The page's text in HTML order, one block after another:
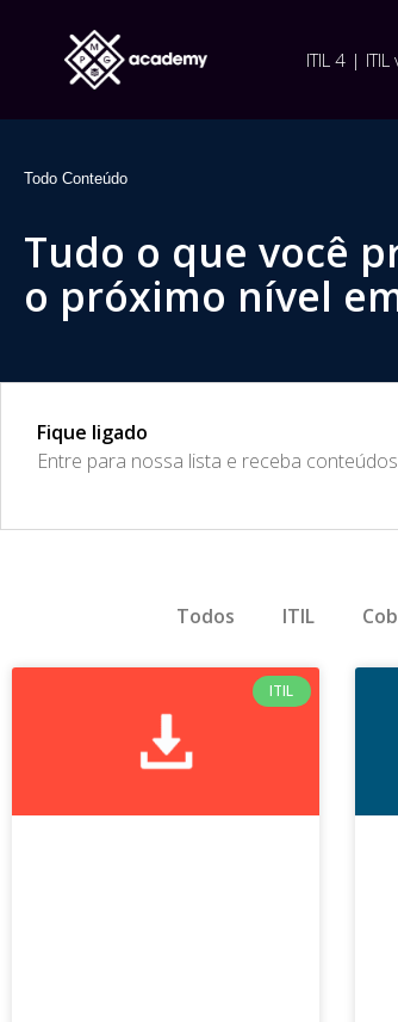
ITIL 4 | ITIL
Todo Conteúdo
Tudo o que você
o próximo nível
Fique ligado
​Entre para nossa lista e receba
Todos ITIL
ITIL